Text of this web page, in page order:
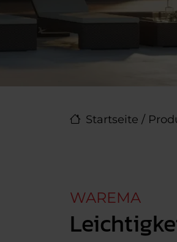
Startseite /
WAREMA